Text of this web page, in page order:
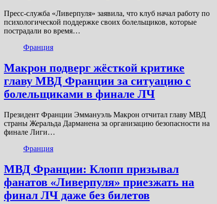
Пресс-служба «Ливерпуля» заявила, что клуб начал работу по
психологической поддержке своих болельщиков, которые
пострадали во время…
Франция
Макрон подверг жёсткой критике
главу МВД Франции за ситуацию с
болельщиками в финале ЛЧ
Президент Франции Эммануэль Макрон отчитал главу МВД
страны Жеральда Дарманена за организацию безопасности на
финале Лиги…
Франция
МВД Франции: Клопп призывал
фанатов «Ливерпуля» приезжать на
финал ЛЧ даже без билетов